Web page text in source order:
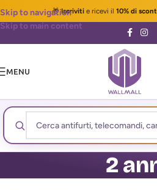
🎁Iscrivitie ricevi il 10% di
Skip to navigation
Skip to main content
MENU
2